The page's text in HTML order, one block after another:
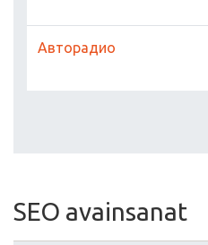
Авторадио
SEO avainsanat